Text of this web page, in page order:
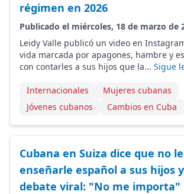
régimen en 2026
Publicado el miércoles, 18 de marzo de
Leidy Valle publicó un video en
vida marcada por apagones, hambre y
con contarles a sus hijos que la... Sigue
Internacionales
Mujeres cubanas
Jóvenes cubanos
Cambios en Cuba
Cubana en Suiza dice que no
enseñarle español a sus hijos
debate viral: "No me importa"